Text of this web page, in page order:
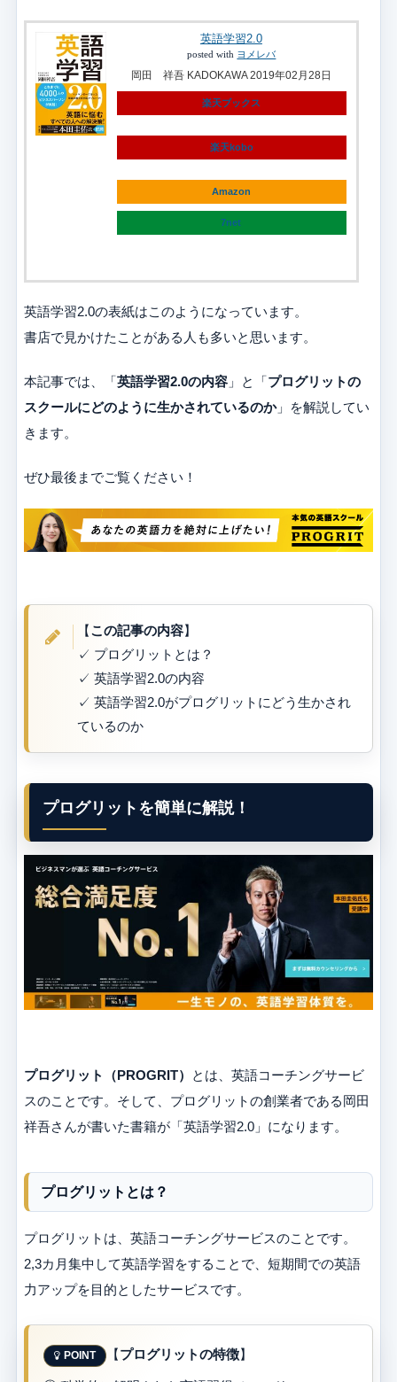
英語学習2.0
posted with ヨメレバ
岡田 祥吾 KADOKAWA 2019年02月28日
楽天ブックス
楽天kobo
Amazon
7net
英語学習2.0の表紙はこのようになっています。
書店で見かけたことがある人も多いと思います。
本記事では、「英語学習2.0の内容 」と「プログリットの
スクールにどのように生かされているのか」を解説してい
きます。
ぜひ最後までご覧ください！
【この記事の内容】
✓ プログリットとは？
✓ 英語学習2.0の内容
✓ 英語学習2.0がプログリットにどう生かされ
ているのか
プログリットを簡単に解説！
プログリット（PROGRIT）
とは、英語コーチングサービ
スのことです。そして、プログリットの創業者である岡田
祥吾さんが書いた書籍が「英語学習2.0」になります。
プログリットとは？
プログリットは、英語コーチングサービスのことです。
2,3カ月集中して英語学習をすることで、短期間での英語
力アップを目的としたサービスです。
【プログリットの特徴】